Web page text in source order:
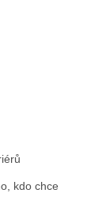
kdo chce